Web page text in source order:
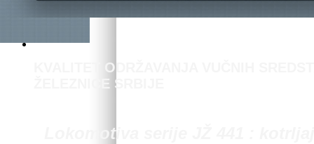
KVALITET ODRŽAVANJA VUČNIH
ŽELEZNICE SRBIJE
Lokomotiva serije JŽ 441 :